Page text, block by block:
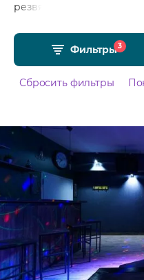
резвятся в безопасной
танцполе - каждый
Подобрали для Вас
Красногвардейская в
отзывами, средним
от 400 рублей в час.
Фильтры3
Сбросить фильтры